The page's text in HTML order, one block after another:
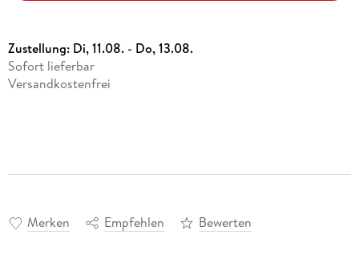
Zustellung: Di, 11.08. - Do, 13.08.
Sofort lieferbar
Versandkostenfrei
Merken Empfehlen Bewerten